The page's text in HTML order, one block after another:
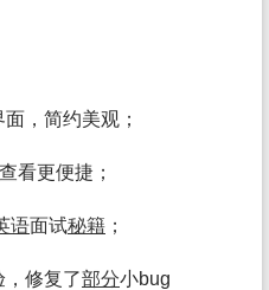
，简约美观；
看更便捷；
语面试秘籍 ；
修复了部分小bug